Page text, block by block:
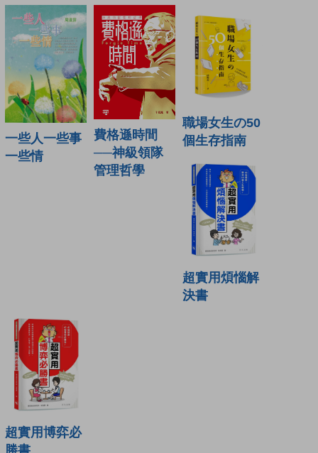
一些人一些事
一些情
費格遜時間
──神級領隊
管理哲學
職場女生の50
個生存指南
超實用煩惱解
決書
超實用博弈必